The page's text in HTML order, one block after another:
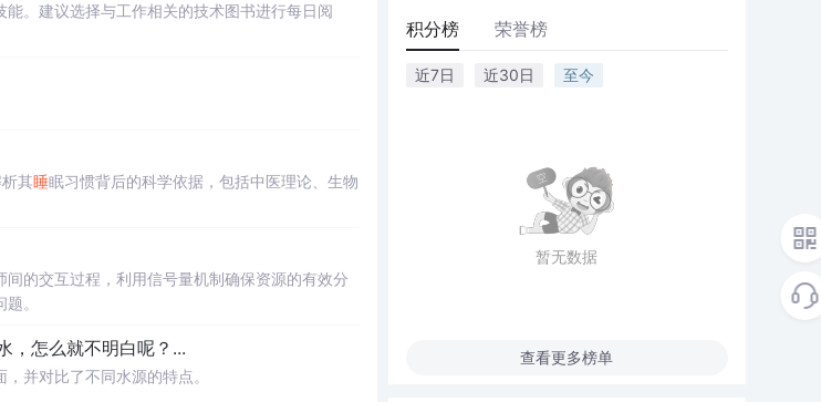
。建议选择与工作相关的技术图书进行每日阅
其睡眠习惯背后的科学依据，包括中医理论、生物
的交互过程，利用信号量机制确保资源的有效分
。
，怎么就不明白呢？...
并对比了不同水源的特点。
积分榜 荣誉榜
近7日 近30日 至今
暂无数据
查看更多榜单